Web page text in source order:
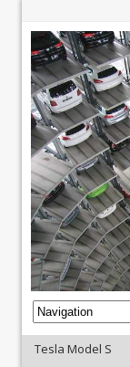
Tesla Model S